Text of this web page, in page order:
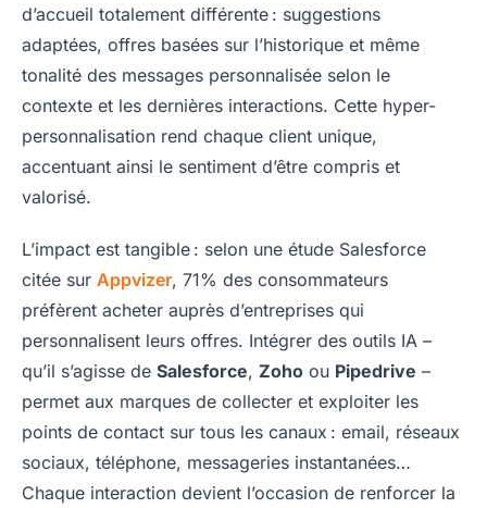
d’accueil totalement différente : suggestions
adaptées, offres basées sur l’historique et même
tonalité des messages personnalisée selon le
contexte et les dernières interactions. Cette hyper-
personnalisation rend chaque client unique,
accentuant ainsi le sentiment d’être compris et
valorisé.
L’impact est tangible : selon une étude Salesforce
citée sur Appvizer, 71% des consommateurs
préfèrent acheter auprès d’entreprises qui
personnalisent leurs offres. Intégrer des outils IA –
qu’il s’agisse de Salesforce, Zoho ou Pipedrive –
permet aux marques de collecter et exploiter les
points de contact sur tous les canaux : email, réseaux
sociaux, téléphone, messageries instantanées…
Chaque interaction devient l’occasion de renforcer la